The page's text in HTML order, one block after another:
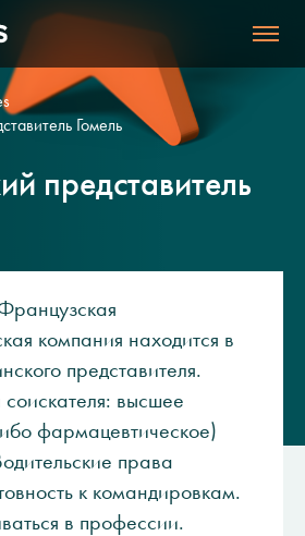
Гомель
представитель
компания находится в
представителя.
высшее
фармацевтическое)
права
к командировкам.
в профессии.